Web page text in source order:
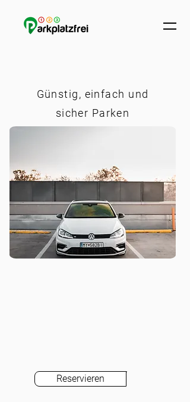
Günstig, einfach und
sicher Parken
Reservieren